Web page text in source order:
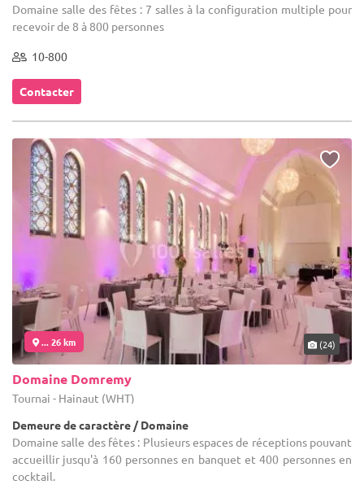
Domaine salle des fêtes : 7 salles à la configuration multiple pour
recevoir de 8 à 800 personnes
10-800
Contacter
... 26 km (24)
Domaine Domremy
Tournai - Hainaut (WHT)
Demeure de caractère / Domaine
Domaine salle des fêtes : Plusieurs espaces de réceptions pouvant
accueillir jusqu'à 160 personnes en banquet et 400 personnes en
cocktail.